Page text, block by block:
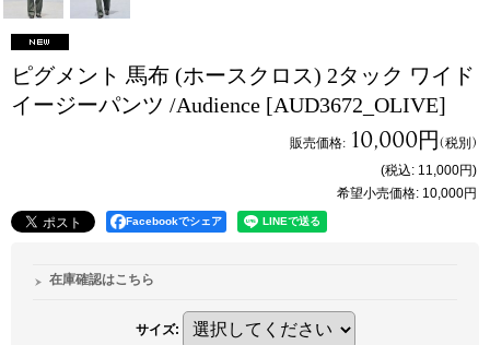
ピグメント 馬布 (ホースクロス) 2タック ワイド
イージーパンツ /Audience [AUD3672_OLIVE]
販売価格: 10,000円(税別)
(税込: 11,000円)
希望小売価格: 10,000円
Facebookでシェア
在庫確認はこちら
サイズ: